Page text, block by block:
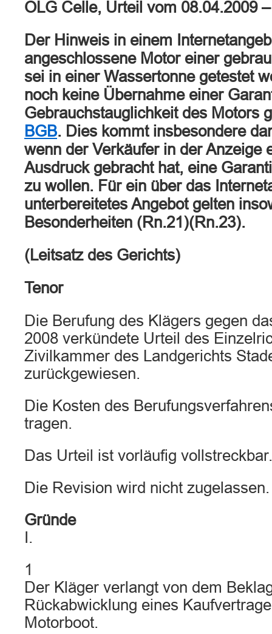
OLG Celle, Urteil vom 08.04.2009
Der Hinweis in einem
angeschlossene Motor einer
sei in einer Wassertonne getestet
noch keine Übernahme einer
Gebrauchstauglichkeit des Motors
BGB. Dies kommt insbesondere
wenn der Verkäufer in der Anzeige
Ausdruck gebracht hat, eine
zu wollen. Für ein über das
unterbereitetes Angebot gelten
Besonderheiten (Rn.21)(Rn.23).
(Leitsatz des Gerichts)
Tenor
Die Berufung des Klägers gegen
2008 verkündete Urteil des
Zivilkammer des Landgerichts
zurückgewiesen.
Die Kosten des
tragen.
Das Urteil ist vorläufig vollstreckbar.
Die Revision wird nicht zugelassen.
Gründe
I.
1
Der Kläger verlangt von dem
Rückabwicklung eines
Motorboot.